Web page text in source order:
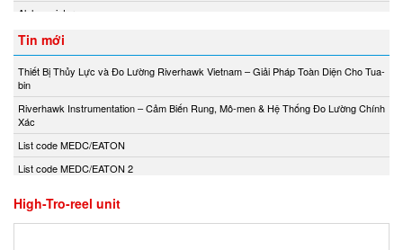
Alphamoisture
Ametek
Amot
Amphenol Vietnam
Andony/Nikkiso
Anritsu
Apex Dynamics
Apiste
Apiste
APLISENS S.A.
Tin mới
Thiết Bị Thủy Lực và Đo Lường Riverhawk Vietnam – Giải Pháp Toàn Diện Cho Tua-
bin
Riverhawk Instrumentation – Cảm Biến Rung, Mô-men & Hệ Thống Đo Lường Chính
Xác
List code MEDC/EATON
List code MEDC/EATON 2
High-Tro-reel unit